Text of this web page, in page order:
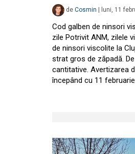
de Cosmin luni, 11
Cod galben de ninsori
zile Potrivit ANM, zilele
de ninsori viscolite la
strat gros de zăpadă.
cantitative. Avertizarea
începând cu 11